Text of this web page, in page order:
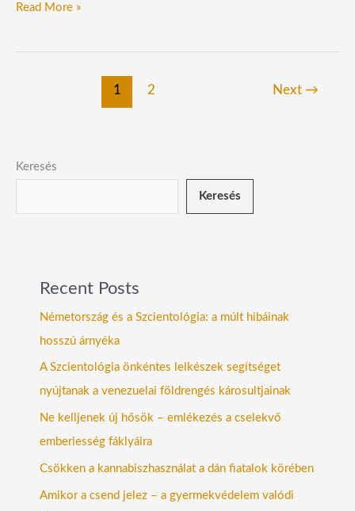
Read More »
1 2 Next →
Keresés
Keresés
Recent Posts
Németország és a Szcientológia: a múlt hibáinak
hosszú árnyéka
A Szcientológia önkéntes lelkészek segítséget
nyújtanak a venezuelai földrengés károsultjainak
Ne kelljenek új hősök – emlékezés a cselekvő
emberiesség fáklyáira
Csökken a kannabiszhasználat a dán fiatalok körében
Amikor a csend jelez – a gyermekvédelem valódi